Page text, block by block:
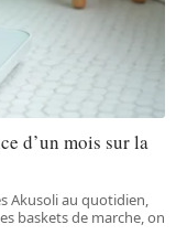
d’un mois sur la
Akusoli au quotidien,
baskets de marche, on